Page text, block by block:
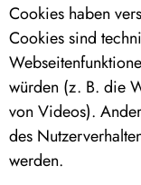
Cookies haben
Cookies sind
würden (z. B. die
von Videos).
des
werden.